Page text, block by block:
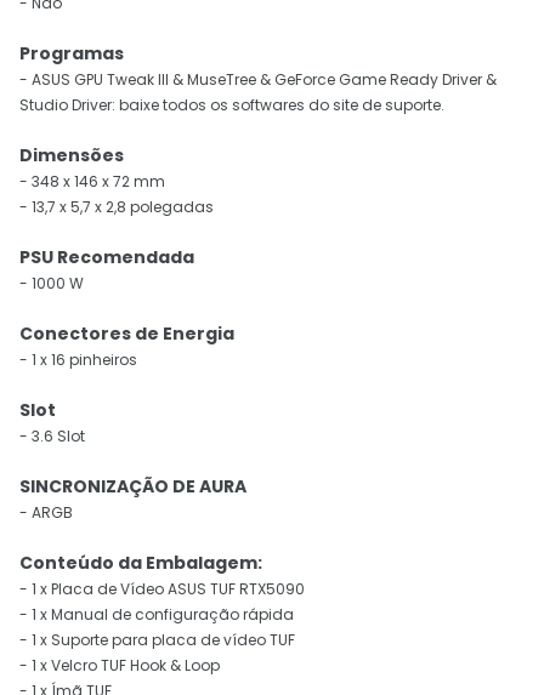
Programas
- ASUS GPU Tweak III & MuseTree & GeForce Game Ready Driver &
Studio Driver: baixe todos os softwares do site de suporte.
Dimensões
- 348 x 146 x 72 mm
- 13,7 x 5,7 x 2,8 polegadas
PSU Recomendada
- 1000 W
Conectores de Energia
- 1 x 16 pinheiros
Slot
- 3.6 Slot
SINCRONIZAÇÃO DE AURA
- ARGB
Conteúdo da Embalagem:
- 1 x Placa de Vídeo ASUS TUF RTX5090
- 1 x Manual de configuração rápida
- 1 x Suporte para placa de vídeo TUF
- 1 x Velcro TUF Hook & Loop
- 1 x Ímã TUF